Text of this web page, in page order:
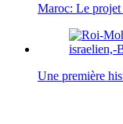
Maroc: Le
Une première